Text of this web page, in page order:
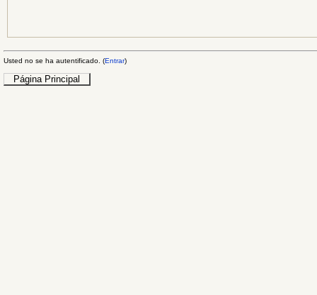
Usted no se ha autentificado. (Entrar)
Página Principal